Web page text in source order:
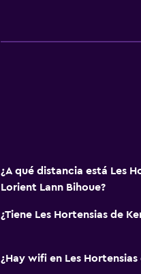
Almohada sin plumas
Estacionamiento gratuito
¿A qué distancia está Les
Lorient Lann Bihoue?
¿Tiene Les Hortensias de
¿Hay wifi en Les Hortensias